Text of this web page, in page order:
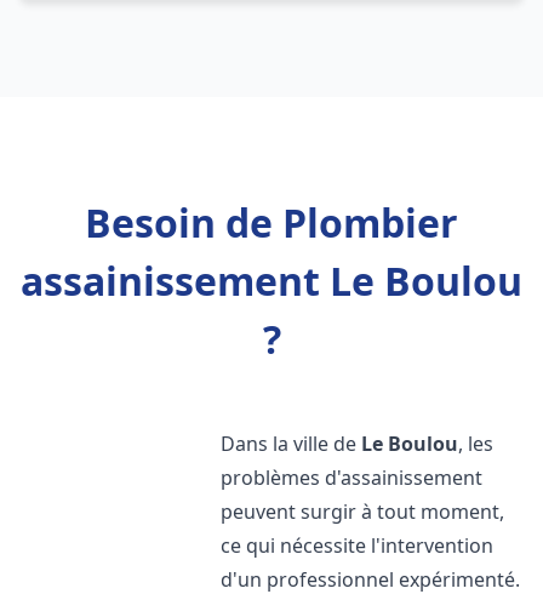
Besoin de Plombier
assainissement Le Boulou
?
Dans la ville de Le Boulou, les
problèmes d'assainissement
peuvent surgir à tout moment,
ce qui nécessite l'intervention
d'un professionnel expérimenté.